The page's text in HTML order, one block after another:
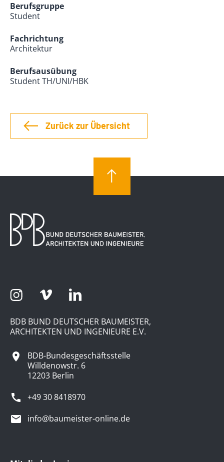
Berufsgruppe
Student
Fachrichtung
Architektur
Berufsausübung
Student TH/UNI/HBK
Zurück zur Übersicht
BDB BUND DEUTSCHER BAUMEISTER,
ARCHITEKTEN UND INGENIEURE E.V.
BDB-Bundesgeschäftsstelle
Willdenowstr. 6
12203 Berlin
+49 30 8418970
info@baumeister-online.de